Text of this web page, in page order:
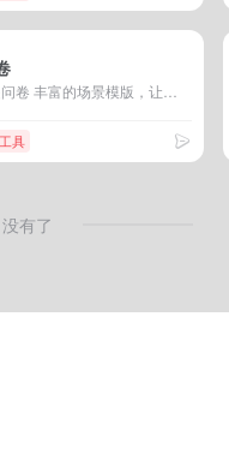
具
没有了